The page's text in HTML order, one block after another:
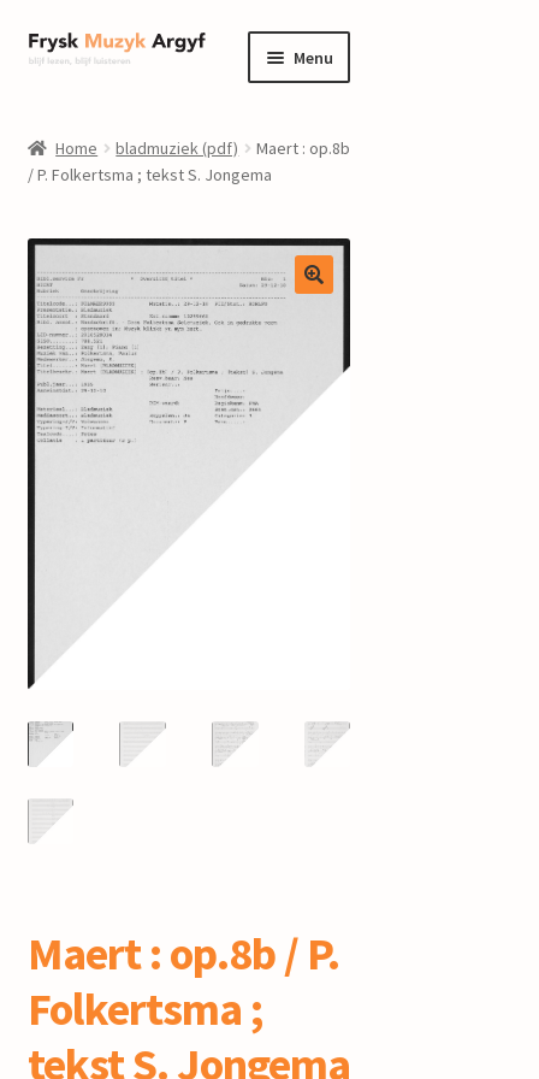
Ga
door
navigatie
Ga
naar
inhoud
Menu
informatie
winkel
Submenu
uitvouwen
Componisten
nieuws
events
Home bladmuziek (pdf)
Maert : op.8b
/ P. Folkertsma ; tekst S. Jongema
Maert : op.8b / P.
Folkertsma ;
tekst S. Jongema